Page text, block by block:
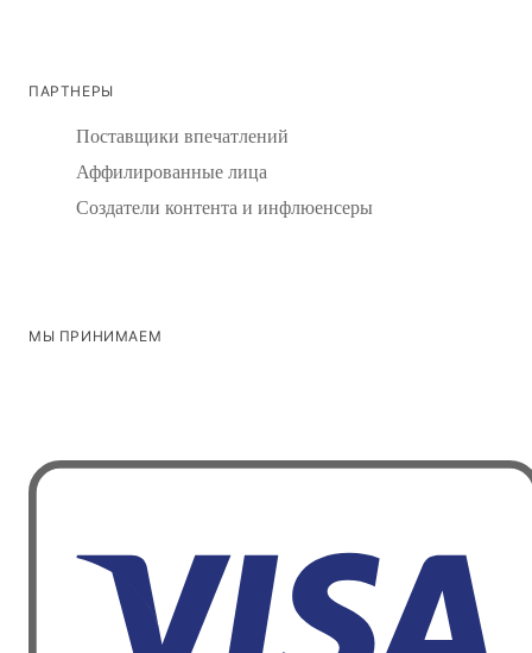
ПАРТНЕРЫ
Поставщики впечатлений
Аффилированные лица
Создатели контента и инфлюенсеры
МЫ ПРИНИМАЕМ